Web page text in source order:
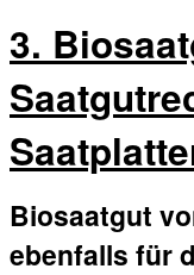
3.
Biosaatgut
ebenfalls für